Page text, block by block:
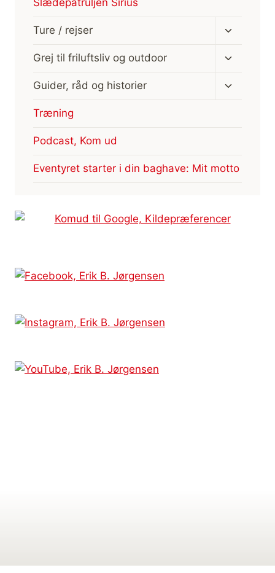
Slædepatruljen Sirius
Ture / rejser
Skift
Grej til friluftsliv og outdoor
Skift
Guider, råd og historier
Skift
Træning
Podcast, Kom ud
Eventyret starter i din baghave: Mit motto